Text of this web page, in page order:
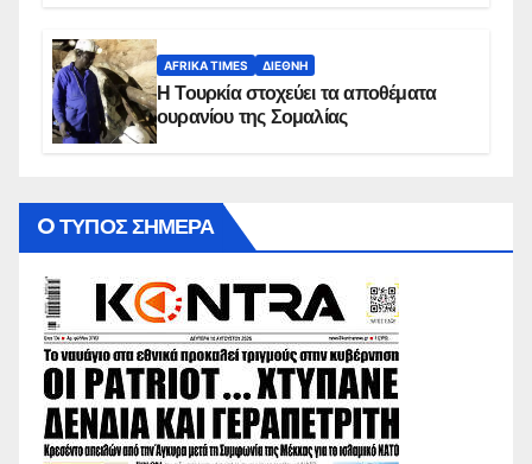
AFRIKA TIMES ΔΙΕΘΝΉ
Η Τουρκία στοχεύει τα αποθέματα
ουρανίου της Σομαλίας
O ΤΥΠΟΣ ΣΗΜΕΡΑ